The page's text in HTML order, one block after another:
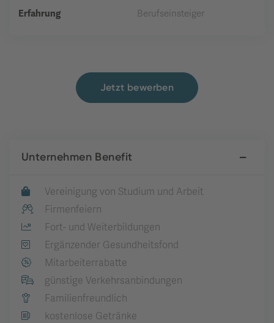
Erfahrung
Berufseinsteiger
Jetzt bewerben
Unternehmen Benefit
Vereinigung von Studium und Arbeit
Firmenfeiern
Fort- und Weiterbildungen
Ergänzender Gesundheitsfond
Mitarbeiterrabatte
günstige Verkehrsanbindungen
Familienfreundlich
kostenlose Getränke